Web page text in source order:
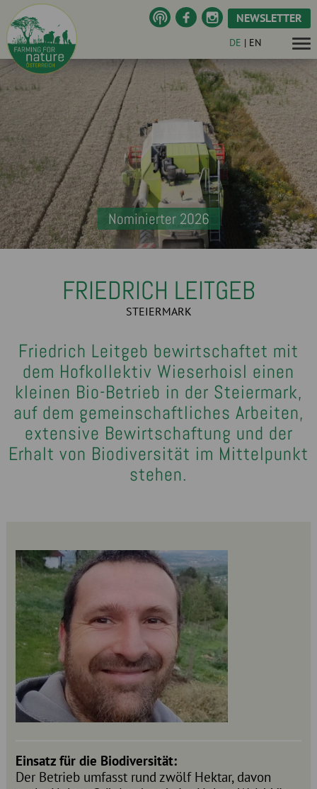
NEWSLETTER
DE | EN
Nominierter 2026
FRIEDRICH LEITGEB
STEIERMARK
Friedrich Leitgeb bewirtschaftet mit
dem Hofkollektiv Wieserhoisl einen
kleinen Bio-Betrieb in der Steiermark,
auf dem gemeinschaftliches Arbeiten,
extensive Bewirtschaftung und der
Erhalt von Biodiversität im Mittelpunkt
stehen.
Einsatz für die Biodiversität:
Der Betrieb umfasst rund zwölf Hektar, davon